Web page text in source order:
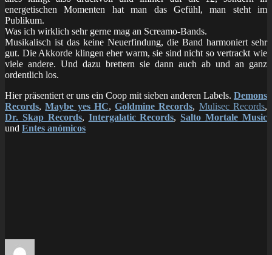
energetischen Momenten hat man das Gefühl, man steht im
Publikum.
Was ich wirklich sehr gerne mag an Screamo-Bands.
Musikalisch ist das keine Neuerfindung, die Band harmoniert sehr
gut. Die Akkorde klingen eher warm, sie sind nicht so vertrackt wie
viele andere. Und dazu brettern sie dann auch ab und an ganz
ordentlich los.
Hier präsentiert er uns ein Coop mit sieben anderen Labels. Demons
Records,Maybe yes HC,Goldmine Records, Mulisec Records,
Dr. Skap Records, Intergalatic Records,Salto Mortale Music
und Entes anómicos